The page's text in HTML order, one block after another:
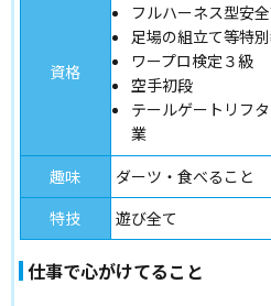
資格
フルハーネス型安
足場の組立て等特
ワープロ検定３級
空手初段
テールゲートリフ
業
趣味
ダーツ・食べること
特技
遊び全て
仕事で心がけてること